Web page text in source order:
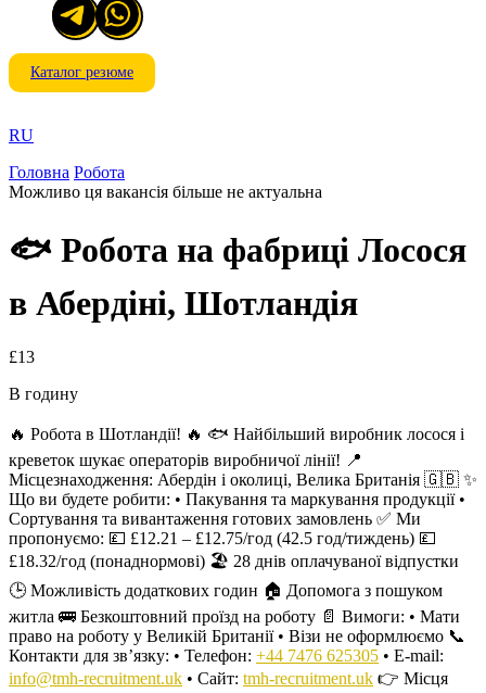
Каталог резюме
RU
Головна Робота
Можливо ця вакансія більше не актуальна
🐟 Робота на фабриці Лосося
в Абердіні, Шотландія
£13
В годину
🔥 Робота в Шотландії! 🔥 🐟 Найбільший виробник лосося і
креветок шукає операторів виробничої лінії! 📍
Місцезнаходження: Абердін і околиці, Велика Британія 🇬🇧 ✨
Що ви будете робити: • Пакування та маркування продукції •
Сортування та вивантаження готових замовлень ✅ Ми
пропонуємо: 💷 £12.21 – £12.75/год (42.5 год/тиждень) 💷
£18.32/год (понаднормові) 🏖 28 днів оплачуваної відпустки
🕒 Можливість додаткових годин 🏠 Допомога з пошуком
житла 🚌 Безкоштовний проїзд на роботу 📄 Вимоги: • Мати
право на роботу у Великій Британії • Візи не оформлюємо 📞
Контакти для зв’язку: • Телефон: +44 7476 625305 • E-mail:
info@tmh-recruitment.uk • Сайт: tmh-recruitment.uk 👉 Місця